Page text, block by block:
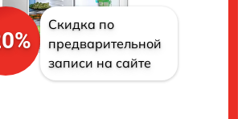
Скидка по
предварительной
записи на сайте